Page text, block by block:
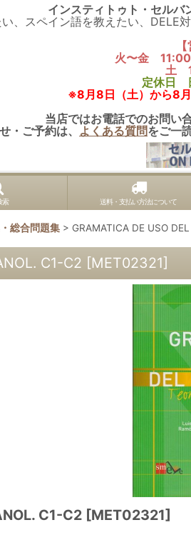
インスティトゥト・セルバ
、スペイン語を教えたい、DELE
火〜金
土
定休日
※8月8日（土）から8月
当店ではお電話でのお問い
・ご予約は、 よくある質問をご一
索 送料・支払い方法について
総合問題集 > GRAMATICA DE USO
C1-C2 [MET02321]
C1-C2 [MET02321]